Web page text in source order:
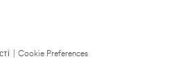
Cookie Preferences